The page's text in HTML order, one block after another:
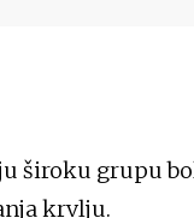
široku grupu
krvlju.